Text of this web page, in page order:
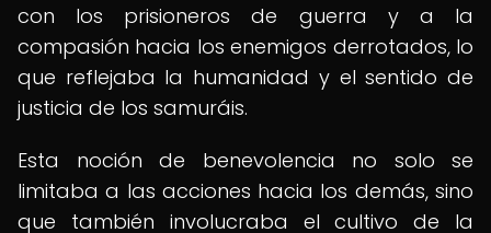
con los prisioneros de guerra y a la
compasión hacia los enemigos derrotados, lo
que reflejaba la humanidad y el sentido de
justicia de los samuráis.
Esta noción de benevolencia no solo se
limitaba a las acciones hacia los demás, sino
que también involucraba el cultivo de la